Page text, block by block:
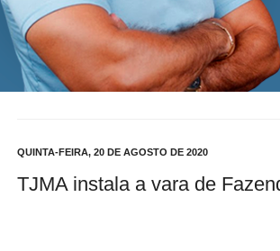
QUINTA-FEIRA, 20 DE AGOSTO DE 2020
TJMA instala a vara de